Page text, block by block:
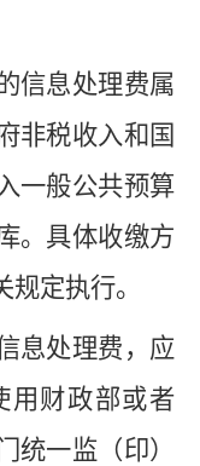
信息处理费属
非税收入和国
一般公共预算
。具体收缴方
定执行。
息处理费，应
用财政部或者
统一监（印）